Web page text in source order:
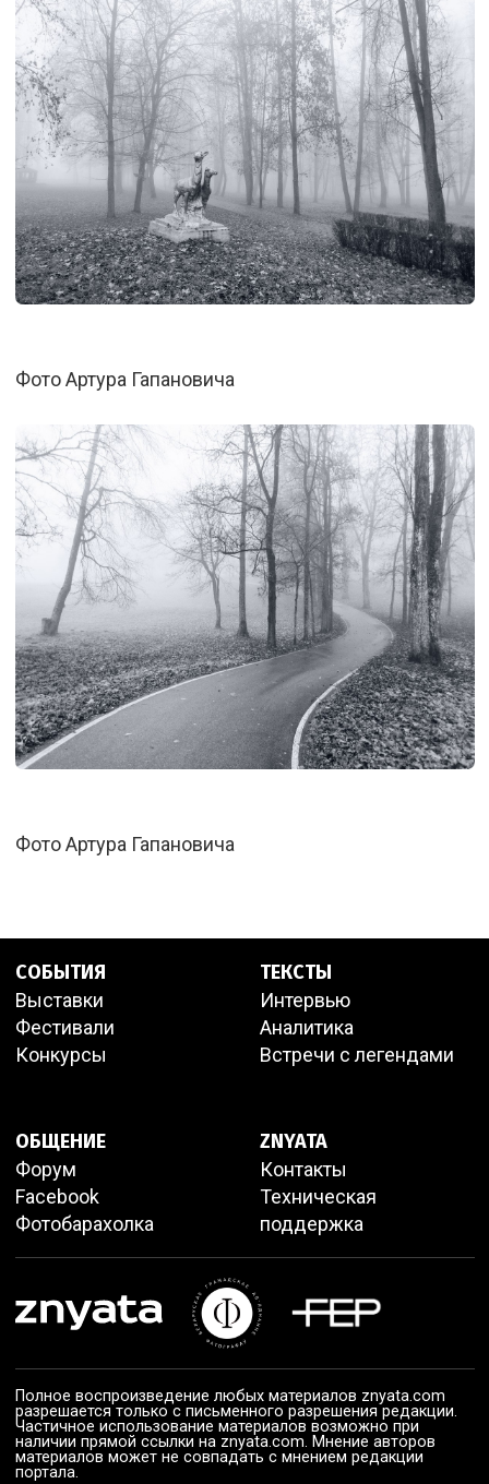
Фото Артура Гапановича
Фото Артура Гапановича
СОБЫТИЯ
Выставки
Фестивали
Конкурсы
ТЕКСТЫ
Интервью
Аналитика
Встречи с легендами
ОБЩЕНИЕ
Форум
Facebook
Фотобарахолка
ZNYATA
Контакты
Техническая
поддержка
Полное воспроизведение любых материалов znyata.com
разрешается только с письменного разрешения редакции.
Частичное использование материалов возможно при
наличии прямой ссылки на znyata.com. Мнение авторов
материалов может не совпадать с мнением редакции
портала.